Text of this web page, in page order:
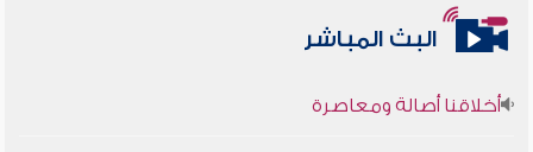
البث المباشر